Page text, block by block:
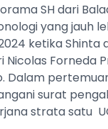
SH dari
yang jauh
ketika
Forneda
Dalam
surat
strata satu